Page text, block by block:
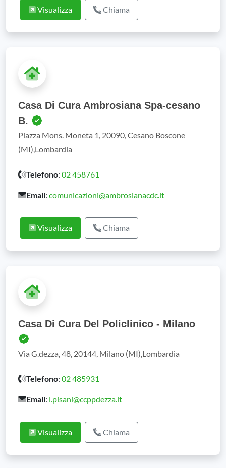
Visualizza Chiama
Casa Di Cura Ambrosiana Spa-cesano
B.
Piazza Mons. Moneta 1, 20090, Cesano Boscone
(MI),Lombardia
Telefono: 02 458761
Email: comunicazioni@ambrosianacdc.it
Visualizza Chiama
Casa Di Cura Del Policlinico - Milano
Via G.dezza, 48, 20144, Milano (MI),Lombardia
Telefono: 02 485931
Email: l.pisani@ccppdezza.it
Visualizza Chiama